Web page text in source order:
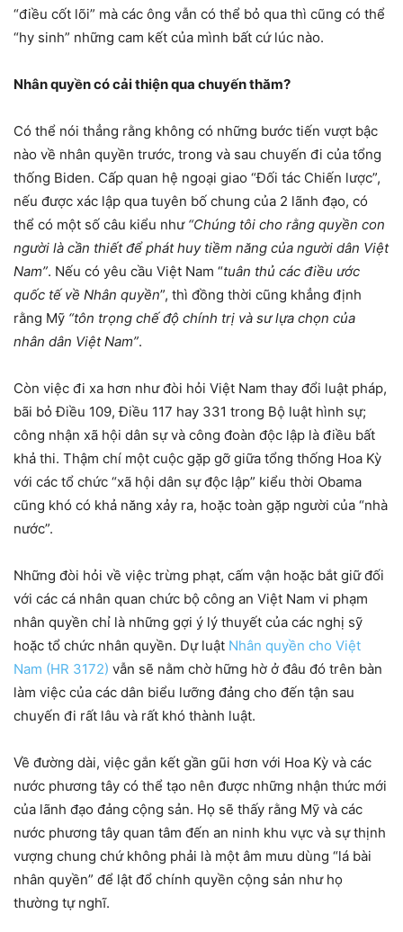
“điều cốt lõi” mà các ông vẫn có thể bỏ qua thì cũng có thể
“hy sinh” những cam kết của mình bất cứ lúc nào.
Nhân quyền có cải thiện qua chuyến thăm?
Có thể nói thẳng rằng không có những bước tiến vượt bậc
nào về nhân quyền trước, trong và sau chuyến đi của tổng
thống Biden. Cấp quan hệ ngoại giao “Đối tác Chiến lược”,
nếu được xác lập qua tuyên bố chung của 2 lãnh đạo, có
thể có một số câu kiểu như “Chúng tôi cho rằng quyền con
người là cần thiết để phát huy tiềm năng của người dân Việt
Nam”. Nếu có yêu cầu Việt Nam “tuân thủ các điều ước
quốc tế về Nhân quyền”, thì đồng thời cũng khẳng định
rằng Mỹ “tôn trọng chế độ chính trị và sư lựa chọn của
nhân dân Việt Nam”.
Còn việc đi xa hơn như đòi hỏi Việt Nam thay đổi luật pháp,
bãi bỏ Điều 109, Điều 117 hay 331 trong Bộ luật hình sự;
công nhận xã hội dân sự và công đoàn độc lập là điều bất
khả thi. Thậm chí một cuộc gặp gỡ giữa tổng thống Hoa Kỳ
với các tổ chức “xã hội dân sự độc lập” kiểu thời Obama
cũng khó có khả năng xảy ra, hoặc toàn gặp người của “nhà
nước”.
Những đòi hỏi về việc trừng phạt, cấm vận hoặc bắt giữ đối
với các cá nhân quan chức bộ công an Việt Nam vi phạm
nhân quyền chỉ là những gợi ý lý thuyết của các nghị sỹ
hoặc tổ chức nhân quyền. Dự luật Nhân quyền cho Việt
Nam (HR 3172) vẫn sẽ nằm chờ hững hờ ở đâu đó trên bàn
làm việc của các dân biểu lưỡng đảng cho đến tận sau
chuyến đi rất lâu và rất khó thành luật.
Về đường dài, việc gắn kết gần gũi hơn với Hoa Kỳ và các
nước phương tây có thể tạo nên được những nhận thức mới
của lãnh đạo đảng cộng sản. Họ sẽ thấy rằng Mỹ và các
nước phương tây quan tâm đến an ninh khu vực và sự thịnh
vượng chung chứ không phải là một âm mưu dùng “lá bài
nhân quyền” để lật đổ chính quyền cộng sản như họ
thường tự nghĩ.